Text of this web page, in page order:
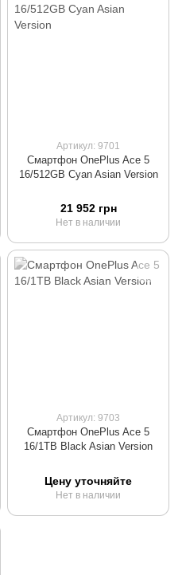
Артикул: 9701
Смартфон OnePlus Ace 5
16/512GB Cyan Asian Version
21 952 грн
Нет в наличии
Артикул: 9703
Смартфон OnePlus Ace 5
16/1TB Black Asian Version
Цену уточняйте
Нет в наличии